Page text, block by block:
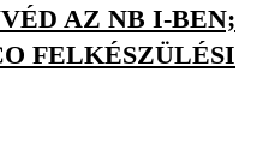
AZ NB I-BEN;
FELKÉSZÜLÉSI